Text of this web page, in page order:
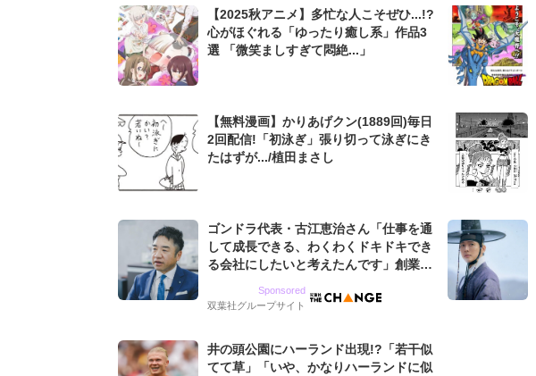
【2025秋アニメ】多忙な人こそぜひ...!?
心がほぐれる「ゆったり癒し系」作品3
選 「微笑ましすぎて悶絶...」
【無料漫画】かりあげクン(1889回)毎日
2回配信!「初泳ぎ」張り切って泳ぎにき
たはずが.../植田まさし
ゴンドラ代表・古江恵治さん「仕事を通
して成長できる、わくわくドキドキでき
る会社にしたいと考えたんです」創業来
グ会社のアイデンティティ
Sponsored
双葉社グループサイト
井の頭公園にハーランド出現!?「若干似
てて草」「いや、かなりハーランドに似